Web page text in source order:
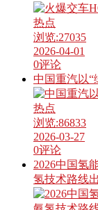
热点
浏览:27035
2026-04-01
0评论
中国重汽以“
热点
浏览:86833
2026-03-27
0评论
2026中国氢
氢技术路线